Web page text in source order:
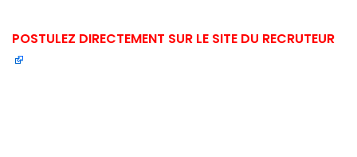
POSTULEZ DIRECTEMENT SUR LE SITE DU RECRUTEUR